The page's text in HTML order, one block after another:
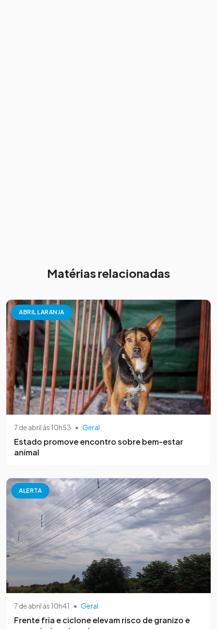
Matérias relacionadas
ABRIL LARANJA
7 de abril às 10h53 • Geral
Estado promove encontro sobre bem-estar
animal
ALERTA
7 de abril às 10h41 • Geral
Frente fria e ciclone elevam risco de granizo e